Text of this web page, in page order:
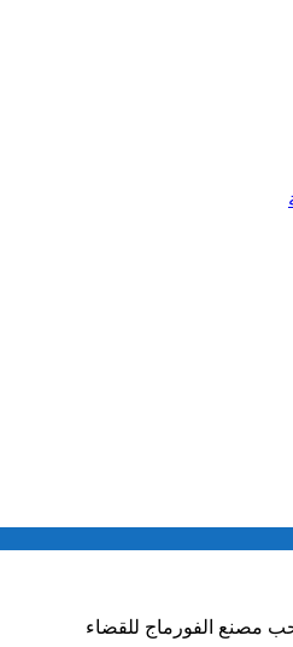
مصنع الفورماج للقضاء